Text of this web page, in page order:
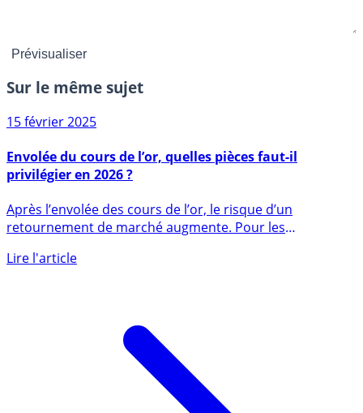
Sur le même sujet
15 février 2025
privilégier en 2026 ?
retournement de marché augmente. Pour les